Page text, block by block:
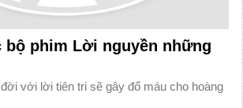
bộ phim Lời nguyền những
với lời tiên tri sẽ gây đổ máu cho hoàng